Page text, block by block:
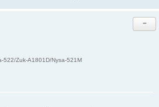
522/Zuk-A1801D/Nysa-521M
−